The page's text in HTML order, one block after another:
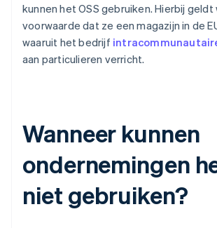
kunnen het OSS gebruiken. Hierbij geldt
voorwaarde dat ze een magazijn in de
waaruit het bedrijf
aan particulieren verricht.
Wanneer kunnen
ondernemingen
niet gebruiken?